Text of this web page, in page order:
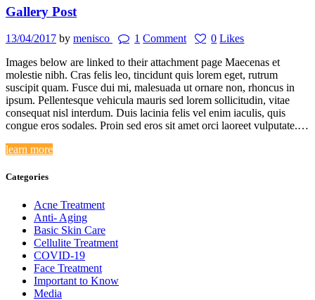
Gallery Post
13/04/2017 by menisco 1 Comment 0 Likes
Images below are linked to their attachment page Maecenas et
molestie nibh. Cras felis leo, tincidunt quis lorem eget, rutrum
suscipit quam. Fusce dui mi, malesuada ut ornare non, rhoncus in
ipsum. Pellentesque vehicula mauris sed lorem sollicitudin, vitae
consequat nisl interdum. Duis lacinia felis vel enim iaculis, quis
congue eros sodales. Proin sed eros sit amet orci laoreet vulputate.…
learn more
Categories
Acne Treatment
Anti- Aging
Basic Skin Care
Cellulite Treatment
COVID-19
Face Treatment
Important to Know
Media